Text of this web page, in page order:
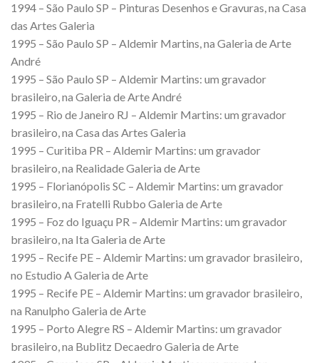
1994 – São Paulo SP – Pinturas Desenhos e Gravuras, na Casa
das Artes Galeria
1995 – São Paulo SP – Aldemir Martins, na Galeria de Arte
André
1995 – São Paulo SP – Aldemir Martins: um gravador
brasileiro, na Galeria de Arte André
1995 – Rio de Janeiro RJ – Aldemir Martins: um gravador
brasileiro, na Casa das Artes Galeria
1995 – Curitiba PR – Aldemir Martins: um gravador
brasileiro, na Realidade Galeria de Arte
1995 – Florianópolis SC – Aldemir Martins: um gravador
brasileiro, na Fratelli Rubbo Galeria de Arte
1995 – Foz do Iguaçu PR – Aldemir Martins: um gravador
brasileiro, na Ita Galeria de Arte
1995 – Recife PE – Aldemir Martins: um gravador brasileiro,
no Estudio A Galeria de Arte
1995 – Recife PE – Aldemir Martins: um gravador brasileiro,
na Ranulpho Galeria de Arte
1995 – Porto Alegre RS – Aldemir Martins: um gravador
brasileiro, na Bublitz Decaedro Galeria de Arte